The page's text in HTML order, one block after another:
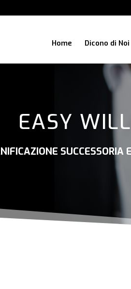
Home Dicono di Noi
EASY WILL
SUCCESSORIA